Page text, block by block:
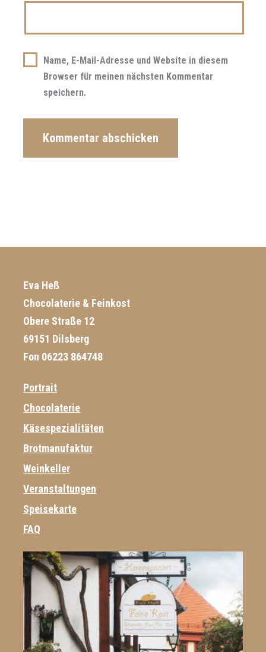
Name, E-Mail-Adresse und Website in diesem
Browser für meinen nächsten Kommentar
speichern.
Eva Heß
Chocolaterie & Feinkost
Obere Straße 12
69151 Dilsberg
Fon 06223 864748
Portrait
Chocolaterie
Käsespezialitäten
Brotmanufaktur
Weinkeller
Veranstaltungen
Speisekarte
FAQ